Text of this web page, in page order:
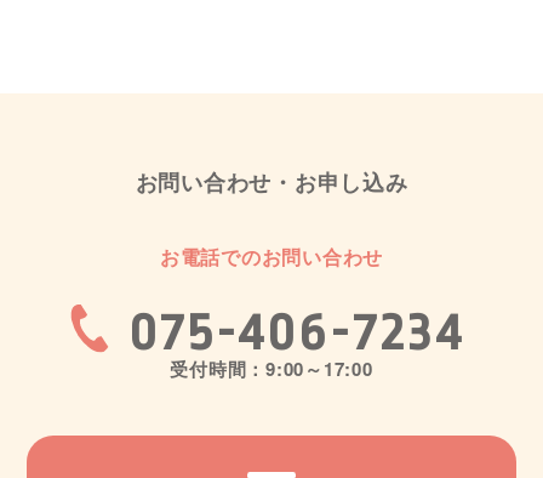
お問い合わせ・お申し込み
お電話でのお問い合わせ
075-406-7234
受付時間：9:00～17:00